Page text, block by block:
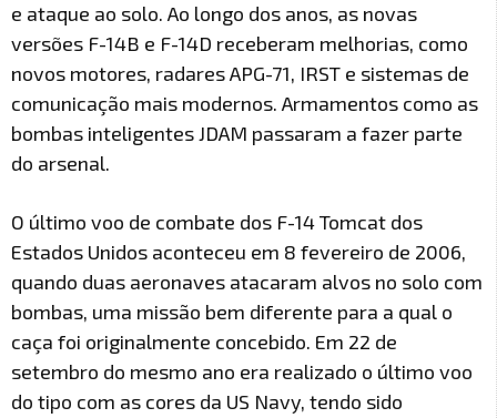
e ataque ao solo. Ao longo dos anos, as novas
versões F-14B e F-14D receberam melhorias, como
novos motores, radares APG-71, IRST e sistemas de
comunicação mais modernos. Armamentos como as
bombas inteligentes JDAM passaram a fazer parte
do arsenal.
O último voo de combate dos F-14 Tomcat dos
Estados Unidos aconteceu em 8 fevereiro de 2006,
quando duas aeronaves atacaram alvos no solo com
bombas, uma missão bem diferente para a qual o
caça foi originalmente concebido. Em 22 de
setembro do mesmo ano era realizado o último voo
do tipo com as cores da US Navy, tendo sido